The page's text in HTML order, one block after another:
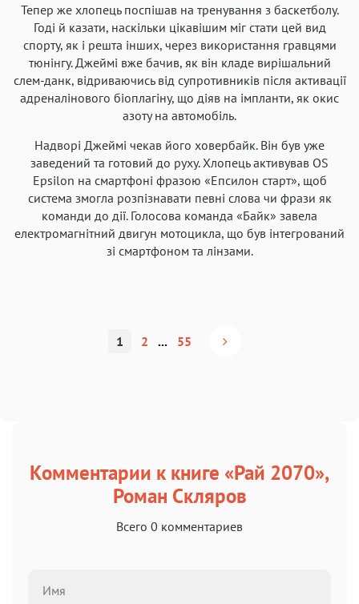
Тепер же хлопець поспішав на тренування з баскетболу.
Годі й казати, наскільки цікавішим міг стати цей вид
спорту, як і решта інших, через використання гравцями
тюнінгу. Джеймі вже бачив, як він кладе вирішальний
слем-данк, відриваючись від супротивників після активації
адреналінового біоплагіну, що діяв на імпланти, як окис
азоту на автомобіль.
Надворі Джеймі чекав його ховербайк. Він був уже
заведений та готовий до руху. Хлопець активував OS
Epsilon на смартфоні фразою «Епсилон старт», щоб
система змогла розпізнавати певні слова чи фрази як
команди до дії. Голосова команда «Байк» завела
електромагнітний двигун мотоцикла, що був інтегрований
зі смартфоном та лінзами.
1 2 ... 55
Комментарии к книге «Рай 2070»,
Роман Скляров
Всего 0 комментариев